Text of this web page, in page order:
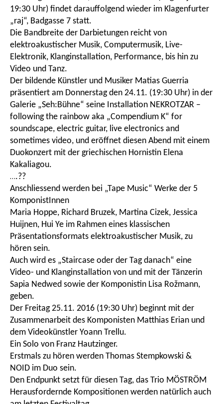
19:30 Uhr) findet darauffolgend wieder im Klagenfurter
„raj“, Badgasse 7 statt.
Die Bandbreite der Darbietungen reicht von
elektroakustischer Musik, Computermusik, Live-
Elektronik, Klanginstallation, Performance, bis hin zu
Video und Tanz.
Der bildende Künstler und Musiker Matias Guerria
präsentiert am Donnerstag den 24.11. (19:30 Uhr) in der
Galerie „Seh:Bühne“ seine Installation NEKROTZAR –
following the rainbow aka „Compendium K“ for
soundscape, electric guitar, live electronics and
sometimes video, und eröffnet diesen Abend mit einem
Duokonzert mit der griechischen Hornistin Elena
Kakaliagou.
….??
Anschliessend werden bei „Tape Music“ Werke der 5
KomponistInnen
Maria Hoppe, Richard Bruzek, Martina Cizek, Jessica
Huijnen, Hui Ye im Rahmen eines klassischen
Präsentationsformats elektroakustischer Musik, zu
hören sein.
Auch wird es „Staircase oder der Tag danach“ eine
Video- und Klanginstallation von und mit der Tänzerin
Sapia Nedwed sowie der Komponistin Lisa Rožmann,
geben.
Der Freitag 25.11. 2016 (19:30 Uhr) beginnt mit der
Zusammenarbeit des Komponisten Matthias Erian und
dem Videokünstler Yoann Trellu.
Ein Solo von Franz Hautzinger.
Erstmals zu hören werden Thomas Stempkowski &
NOID im Duo sein.
Den Endpunkt setzt für diesen Tag, das Trio MÖSTRÖM
Herausfordernde Kompositionen werden natürlich auch